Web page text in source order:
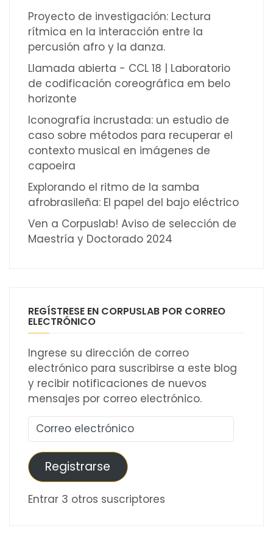
Proyecto de investigación: Lectura
rítmica en la interacción entre la
percusión afro y la danza.
Llamada abierta - CCL 18 | Laboratorio
de codificación coreográfica em belo
horizonte
Iconografía incrustada: un estudio de
caso sobre métodos para recuperar el
contexto musical en imágenes de
capoeira
Explorando el ritmo de la samba
afrobrasileña: El papel del bajo eléctrico
Ven a Corpuslab! Aviso de selección de
Maestría y Doctorado 2024
REGÍSTRESE EN CORPUSLAB POR CORREO
ELECTRÓNICO
Ingrese su dirección de correo
electrónico para suscribirse a este blog
y recibir notificaciones de nuevos
mensajes por correo electrónico.
Correo
electrónico
Registrarse
Entrar 3 otros suscriptores